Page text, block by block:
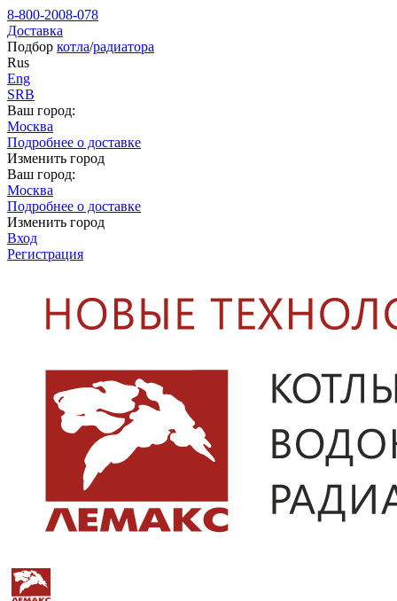
8-800-2008-078
Доставка
Подбор котла/радиатора
Rus
Eng
SRB
Ваш город:
Москва
Подробнее о доставке
Изменить город
Ваш город:
Москва
Подробнее о доставке
Изменить город
Вход
Регистрация